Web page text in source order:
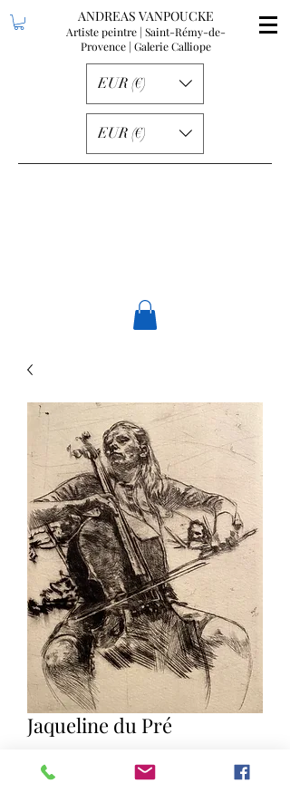
ANDREAS VANPOUCKE
Artiste peintre | Saint-Rémy-de-
Provence | Galerie Calliope
EUR (€)
EUR (€)
Jaqueline du Pré
Quantity